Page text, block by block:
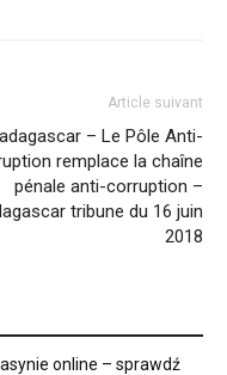
Article suivant
– Le Pôle Anti-
remplace la chaîne
pénale anti-corruption –
tribune du 16 juin
2018
online – sprawdź